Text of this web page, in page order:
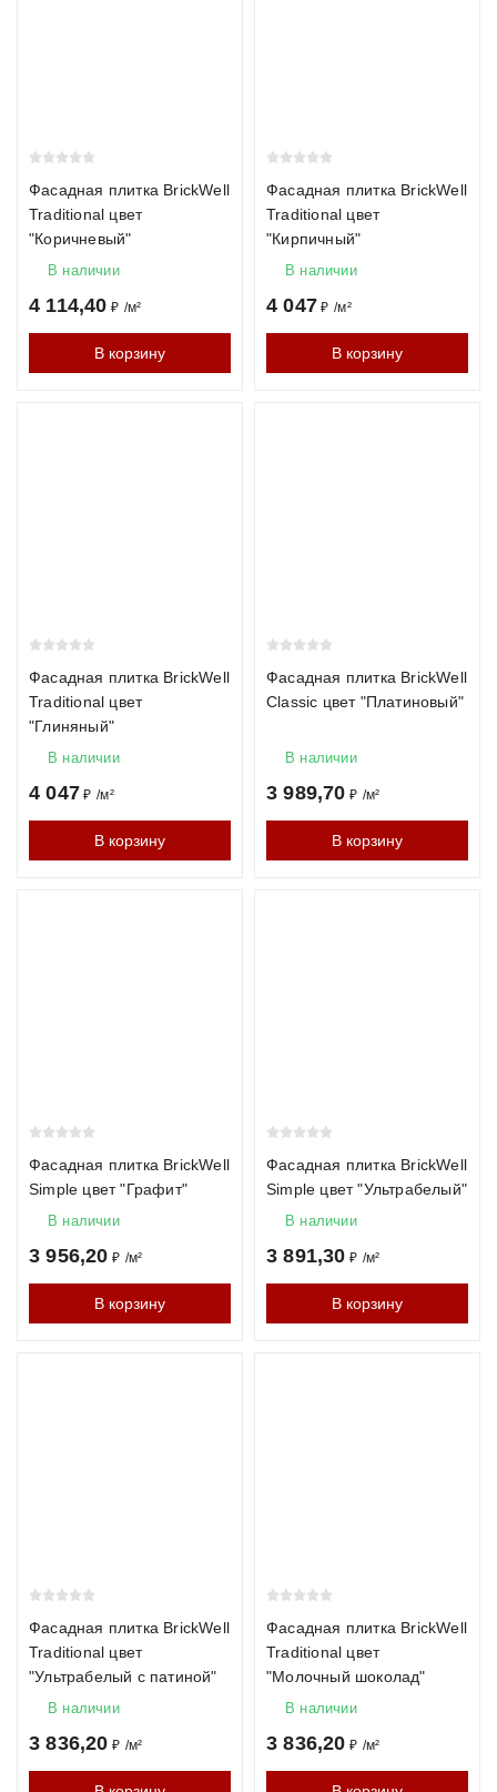
Фасадная плитка BrickWell
Traditional цвет
"Коричневый"
В наличии
4 114,40 ₽ /м²
В корзину
Фасадная плитка BrickWell
Traditional цвет
"Кирпичный"
В наличии
4 047 ₽ /м²
В корзину
Фасадная плитка BrickWell
Traditional цвет
"Глиняный"
В наличии
4 047 ₽ /м²
В корзину
Фасадная плитка BrickWell
Classic цвет "Платиновый"
В наличии
3 989,70 ₽ /м²
В корзину
Фасадная плитка BrickWell
Simple цвет "Графит"
В наличии
3 956,20 ₽ /м²
В корзину
Фасадная плитка BrickWell
Simple цвет "Ультрабелый"
В наличии
3 891,30 ₽ /м²
В корзину
Фасадная плитка BrickWell
Traditional цвет
"Ультрабелый с патиной"
В наличии
3 836,20 ₽ /м²
Фасадная плитка BrickWell
Traditional цвет
"Молочный шоколад"
В наличии
3 836,20 ₽ /м²